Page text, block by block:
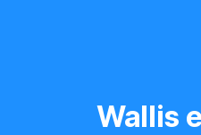
Wallis